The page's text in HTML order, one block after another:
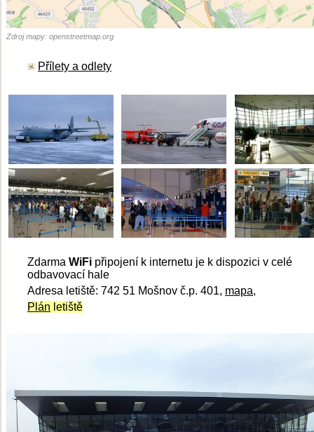
Zdroj mapy: openstreetmap.org
Přílety a odlety
Zdarma WiFi připojení k internetu je k dispozici v celé
odbavovací hale
Adresa letiště: 742 51 Mošnov č.p. 401, mapa,
Plán letiště